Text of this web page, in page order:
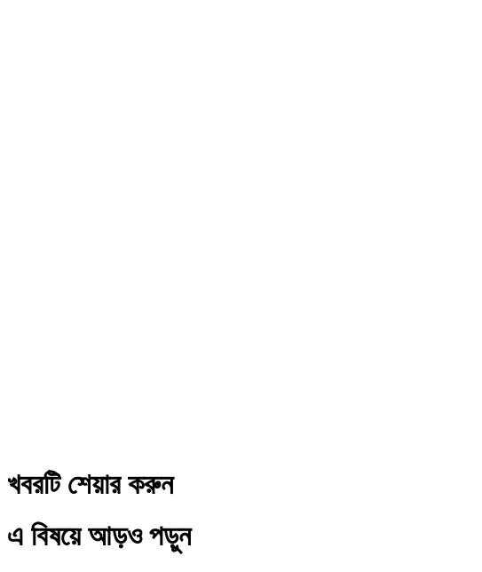
খবরটি শেয়ার করুন
এ বিষয়ে আড়ও পড়ুন